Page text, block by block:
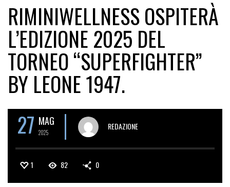
RIMINIWELLNESS OSPITERÀ
L’EDIZIONE 2025 DEL
TORNEO “SUPERFIGHTER”
BY LEONE 1947.
27 MAG
2025
REDAZIONE
1 82 0